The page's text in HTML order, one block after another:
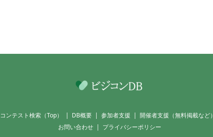
コンテスト検索（Top） DB概要 参加者支援
開催者支援（無料掲載など）
お問い合わせ
プライバシーポリシー